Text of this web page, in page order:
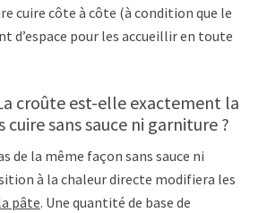
cuire côte à côte (à condition que le
d’espace pour les accueillir en toute
croûte est-elle exactement la
cuire sans sauce ni garniture ?
de la même façon sans sauce ni
à la chaleur directe modifiera les
pâte. Une quantité de base de